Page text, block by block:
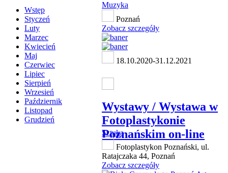
Wstęp
Styczeń
Luty
Marzec
Kwiecień
Maj
Czerwiec
Lipiec
Sierpień
Wrzesień
Październik
Listopad
Grudzień
Muzyka
Poznań
Zobacz szczegóły
18.10.2020-31.12.2021
Wystawy / Wystawa w
Fotoplastykonie
Poznańskim on-line
Sztuka
Fotoplastykon Poznański, ul.
Ratajczaka 44, Poznań
Zobacz szczegóły